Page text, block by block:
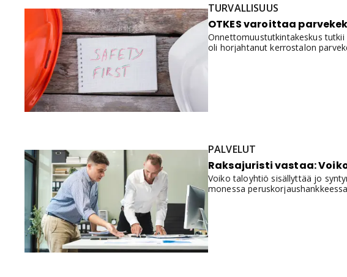
TURVALLISUUS
OTKES varoittaa
On­net­to­muus­tut­kin­ta­kes­kus
oli hor­jah­ta­nut ker­ros­ta­lon
PALVELUT
Raksajuristi vastaa:
Voiko taloyhtiö sisällyttää jo
monessa